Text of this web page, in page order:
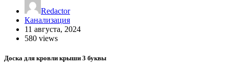
Redactor
Канализация
11 августа, 2024
580 views
Доска для кровли крыши 3 буквы